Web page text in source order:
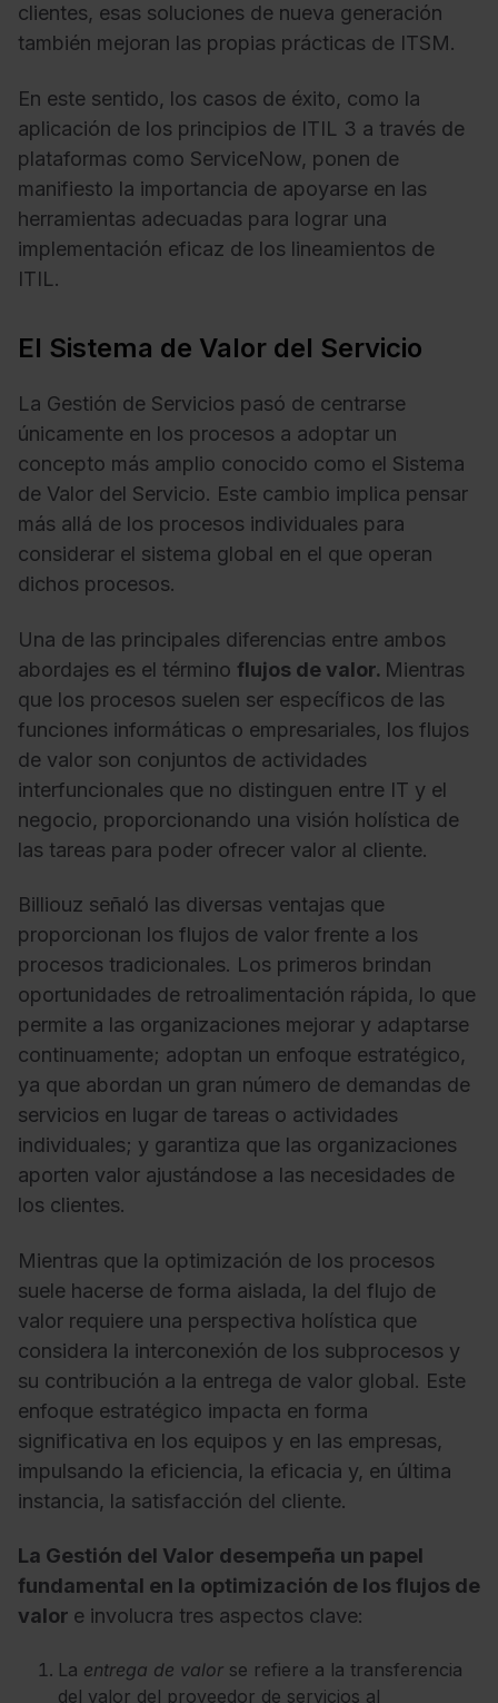
clientes, esas soluciones de nueva generación
también mejoran las propias prácticas de ITSM.
En este sentido, los casos de éxito, como la
aplicación de los principios de ITIL 3 a través de
plataformas como ServiceNow, ponen de
manifiesto la importancia de apoyarse en las
herramientas adecuadas para lograr una
implementación eficaz de los lineamientos de
ITIL.
El Sistema de Valor del Servicio
La Gestión de Servicios pasó de centrarse
únicamente en los procesos a adoptar un
concepto más amplio conocido como el Sistema
de Valor del Servicio. Este cambio implica pensar
más allá de los procesos individuales para
considerar el sistema global en el que operan
dichos procesos.
Una de las principales diferencias entre ambos
abordajes es el término flujos de valor. Mientras
que los procesos suelen ser específicos de las
funciones informáticas o empresariales, los flujos
de valor son conjuntos de actividades
interfuncionales que no distinguen entre IT y el
negocio, proporcionando una visión holística de
las tareas para poder ofrecer valor al cliente.
Billiouz señaló las diversas ventajas que
proporcionan los flujos de valor frente a los
procesos tradicionales. Los primeros brindan
oportunidades de retroalimentación rápida, lo que
permite a las organizaciones mejorar y adaptarse
continuamente; adoptan un enfoque estratégico,
ya que abordan un gran número de demandas de
servicios en lugar de tareas o actividades
individuales; y garantiza que las organizaciones
aporten valor ajustándose a las necesidades de
los clientes.
Mientras que la optimización de los procesos
suele hacerse de forma aislada, la del flujo de
valor requiere una perspectiva holística que
considera la interconexión de los subprocesos y
su contribución a la entrega de valor global. Este
enfoque estratégico impacta en forma
significativa en los equipos y en las empresas,
impulsando la eficiencia, la eficacia y, en última
instancia, la satisfacción del cliente.
La Gestión del Valor desempeña un papel
fundamental en la optimización de los flujos de
valor e involucra tres aspectos clave:
La entrega de valor se refiere a la transferencia
del valor del proveedor de servicios al